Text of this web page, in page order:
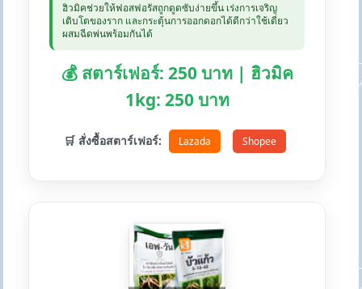
ฮิวมิคช่วยให้ฟอสฟอรัสถูกดูดซับง่ายขึ้น เร่งการเจริญ
เติบโตของราก และกระตุ้นการออกดอกได้ดีกว่าใช้เดี่ยว
ผสมฉีดพ่นพร้อมกันได้
💰 สตาร์เฟอร์: 250 บาท | ฮิวมิค
1kg: 250 บาท
🛒 สั่งซื้อสตาร์เฟอร์: Lazada Shopee